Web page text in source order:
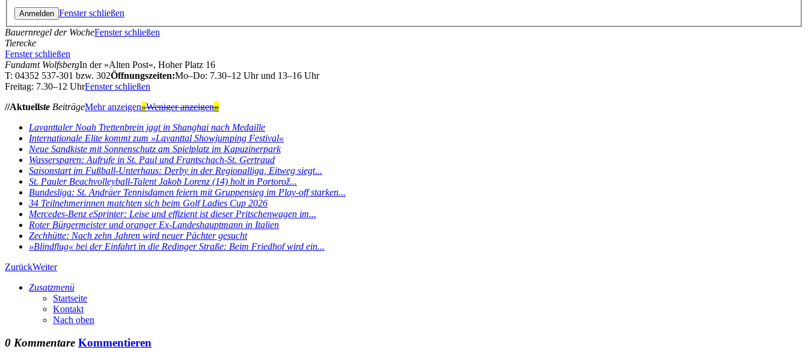
Fenster schließen
Bauernregel der WocheFenster schließen
Tierecke
Fenster schließen
Fundamt WolfsbergIn der »Alten Post«, Hoher Platz 16
T: 04352 537-301 bzw. 302Öffnungszeiten:Mo–Do: 7.30–12 Uhr und 13–16 Uhr
Freitag: 7.30–12 UhrFenster schließen
//Aktuellste BeiträgeMehr anzeigen»Weniger anzeigen»
Lavanttaler Noah Trettenbrein jagt in Shanghai nach Medaille
Internationale Elite kommt zum »Lavanttal Showjumping Festival«
Neue Sandkiste mit Sonnenschutz am Spielplatz im Kapuzinerpark
Wassersparen: Aufrufe in St. Paul und Frantschach-St. Gertraud
Saisonstart im Fußball-Unterhaus: Derby in der Regionalliga, Eitweg siegt...
St. Pauler Beachvolleyball-Talent Jakob Lorenz (14) holt in Portorož...
Bundesliga: St. Andräer Tennisdamen feiern mit Gruppensieg im Play-off starken...
34 Teilnehmerinnen matchten sich beim Golf Ladies Cup 2026
Mercedes-Benz eSprinter: Leise und effizient ist dieser Pritschenwagen im...
Roter Bürgermeister und oranger Ex-Landeshauptmann in Italien
Zechhütte: Nach zehn Jahren wird neuer Pächter gesucht
»Blindflug« bei der Einfahrt in die Redinger Straße: Beim Friedhof wird ein...
ZurückWeiter
Zusatzmenü
Startseite
Kontakt
Nach oben
0 Kommentare Kommentieren